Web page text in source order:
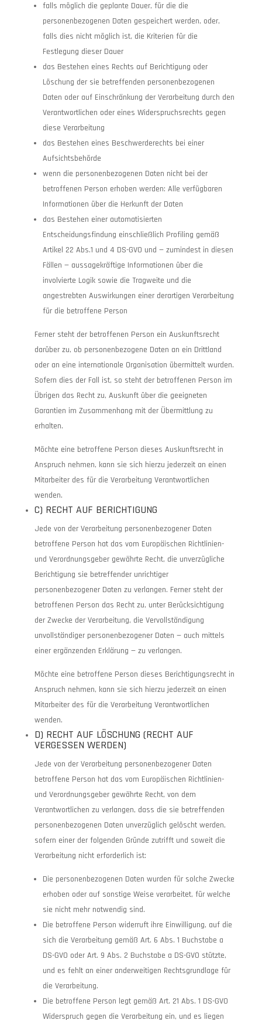
falls möglich die geplante Dauer, für die die
personenbezogenen Daten gespeichert werden, oder,
falls dies nicht möglich ist, die Kriterien für die
Festlegung dieser Dauer
das Bestehen eines Rechts auf Berichtigung oder
Löschung der sie betreffenden personenbezogenen
Daten oder auf Einschränkung der Verarbeitung durch den
Verantwortlichen oder eines Widerspruchsrechts gegen
diese Verarbeitung
das Bestehen eines Beschwerderechts bei einer
Aufsichtsbehörde
wenn die personenbezogenen Daten nicht bei der
betroffenen Person erhoben werden: Alle verfügbaren
Informationen über die Herkunft der Daten
das Bestehen einer automatisierten
Entscheidungsfindung einschließlich Profiling gemäß
Artikel 22 Abs.1 und 4 DS-GVO und — zumindest in diesen
Fällen — aussagekräftige Informationen über die
involvierte Logik sowie die Tragweite und die
angestrebten Auswirkungen einer derartigen Verarbeitung
für die betroffene Person
Ferner steht der betroffenen Person ein Auskunftsrecht
darüber zu, ob personenbezogene Daten an ein Drittland
oder an eine internationale Organisation übermittelt wurden.
Sofern dies der Fall ist, so steht der betroffenen Person im
Übrigen das Recht zu, Auskunft über die geeigneten
Garantien im Zusammenhang mit der Übermittlung zu
erhalten.
Möchte eine betroffene Person dieses Auskunftsrecht in
Anspruch nehmen, kann sie sich hierzu jederzeit an einen
Mitarbeiter des für die Verarbeitung Verantwortlichen
wenden.
C) RECHT AUF BERICHTIGUNG
Jede von der Verarbeitung personenbezogener Daten
betroffene Person hat das vom Europäischen Richtlinien-
und Verordnungsgeber gewährte Recht, die unverzügliche
Berichtigung sie betreffender unrichtiger
personenbezogener Daten zu verlangen. Ferner steht der
betroffenen Person das Recht zu, unter Berücksichtigung
der Zwecke der Verarbeitung, die Vervollständigung
unvollständiger personenbezogener Daten — auch mittels
einer ergänzenden Erklärung — zu verlangen.
Möchte eine betroffene Person dieses Berichtigungsrecht in
Anspruch nehmen, kann sie sich hierzu jederzeit an einen
Mitarbeiter des für die Verarbeitung Verantwortlichen
wenden.
D) RECHT AUF LÖSCHUNG (RECHT AUF
VERGESSEN WERDEN)
Jede von der Verarbeitung personenbezogener Daten
betroffene Person hat das vom Europäischen Richtlinien-
und Verordnungsgeber gewährte Recht, von dem
Verantwortlichen zu verlangen, dass die sie betreffenden
personenbezogenen Daten unverzüglich gelöscht werden,
sofern einer der folgenden Gründe zutrifft und soweit die
Verarbeitung nicht erforderlich ist:
Die personenbezogenen Daten wurden für solche Zwecke
erhoben oder auf sonstige Weise verarbeitet, für welche
sie nicht mehr notwendig sind.
Die betroffene Person widerruft ihre Einwilligung, auf die
sich die Verarbeitung gemäß Art. 6 Abs. 1 Buchstabe a
DS-GVO oder Art. 9 Abs. 2 Buchstabe a DS-GVO stützte,
und es fehlt an einer anderweitigen Rechtsgrundlage für
die Verarbeitung.
Die betroffene Person legt gemäß Art. 21 Abs. 1 DS-GVO
Widerspruch gegen die Verarbeitung ein, und es liegen